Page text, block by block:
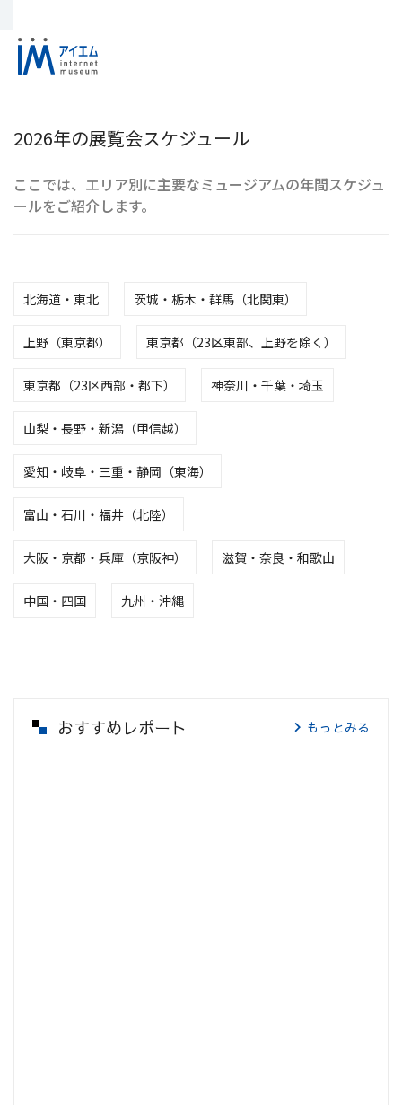
2026年の展覧会スケジュール
ここでは、エリア別に主要なミュージアムの年間スケジュ
ールをご紹介します。
北海道・東北 茨城・栃木・群馬（北関東）
上野（東京都） 東京都（23区東部、上野を除く）
東京都（23区西部・都下） 神奈川・千葉・埼玉
山梨・長野・新潟（甲信越）
愛知・岐阜・三重・静岡（東海）
富山・石川・福井（北陸）
大阪・京都・兵庫（京阪神） 滋賀・奈良・和歌山
中国・四国 九州・沖縄
おすすめレポート もっとみる